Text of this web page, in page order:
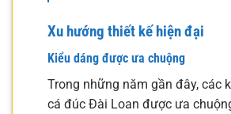
Xu hướng thiết kế hiện đại
Kiểu dáng được ưa chuộng
Trong những năm gần đây, các
cá đúc Đài Loan được ưa